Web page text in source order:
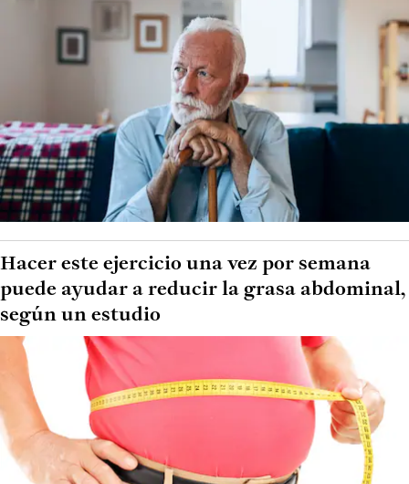
Hacer este ejercicio una vez por semana
puede ayudar a reducir la grasa abdominal,
según un estudio